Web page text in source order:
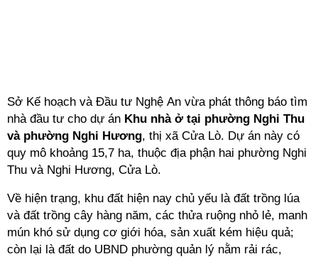
Sở Kế hoạch và Đầu tư Nghệ An vừa phát thông báo tìm
nhà đầu tư cho dự án Khu nhà ở tại phường Nghi Thu
và phường Nghi Hương, thị xã Cửa Lò. Dự án này có
quy mô khoảng 15,7 ha, thuộc địa phận hai phường Nghi
Thu và Nghi Hương, Cửa Lò.
Về hiện trạng, khu đất hiện nay chủ yếu là đất trồng lúa
và đất trồng cây hàng năm, các thửa ruộng nhỏ lẻ, manh
mún khó sử dụng cơ giới hóa, sản xuất kém hiệu quả;
còn lại là đất do UBND phường quản lý nằm rải rác,